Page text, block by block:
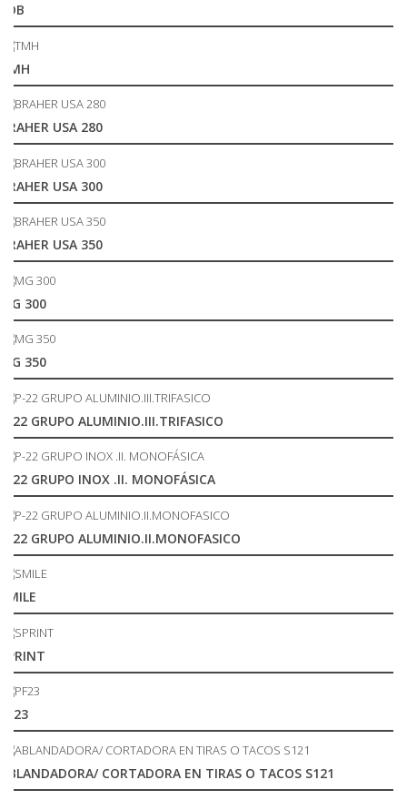
FOB
TMH
BRAHER USA 280
BRAHER USA 300
BRAHER USA 350
MG 300
MG 350
P-22 GRUPO ALUMINIO.III.TRIFASICO
P-22 GRUPO INOX .II. MONOFÁSICA
P-22 GRUPO ALUMINIO.II.MONOFASICO
SMILE
SPRINT
PF23
ABLANDADORA/ CORTADORA EN TIRAS O TACOS S121